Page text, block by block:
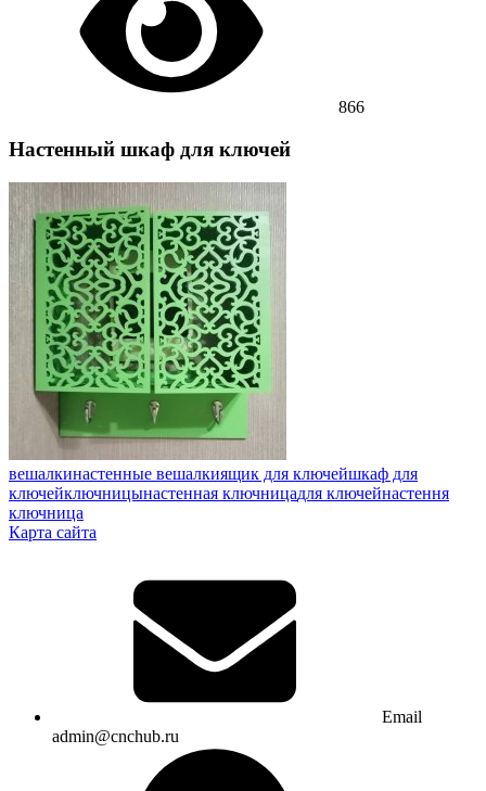
866
Настенный шкаф для ключей
вешалкинастенные вешалкиящик для ключейшкаф для
ключейключницынастенная ключницадля ключейнастення
ключница
Карта сайта
Email
admin@cnchub.ru